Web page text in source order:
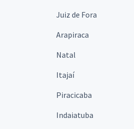
Juiz de Fora
Arapiraca
Natal
Itajaí
Piracicaba
Indaiatuba